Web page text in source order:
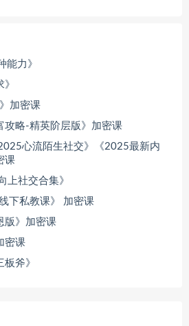
能力》
加密课
攻略-精英阶层版》加密课
心流陌生社交》《2025最新内
课
上社交合集》
下私教课》 加密课
版》加密课
密课
斧》